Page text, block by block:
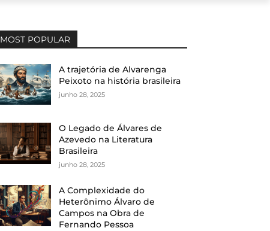
MOST POPULAR
A trajetória de Alvarenga
Peixoto na história brasileira
junho 28, 2025
O Legado de Álvares de
Azevedo na Literatura
Brasileira
junho 28, 2025
A Complexidade do
Heterônimo Álvaro de
Campos na Obra de
Fernando Pessoa